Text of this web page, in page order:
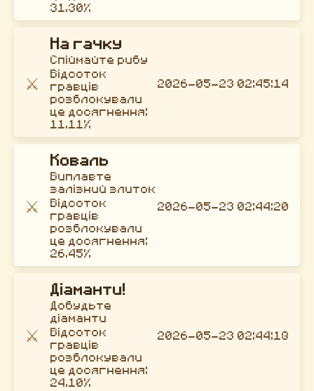
31.30%
⚔️
На гачку
Спіймайте рибу
Відсоток
гравців
розблокували
це досягнення:
11.11%
2026-05-23 02:45:14
⚔️
Коваль
Виплавте
залізний злиток
Відсоток
гравців
розблокували
це досягнення:
26.45%
2026-05-23 02:44:20
⚔️
Діаманти!
Добудьте
діаманти
Відсоток
гравців
розблокували
це досягнення:
24.10%
2026-05-23 02:44:18